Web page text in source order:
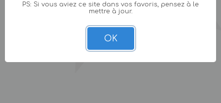
PS: Si vous aviez ce site dans vos favoris, pensez à le
mettre à jour.
OK